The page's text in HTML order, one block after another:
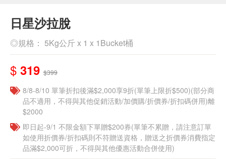
日星沙拉脫
◎規格： 5Kg公斤 x 1 x 1Bucket桶
$ 319 $399
8/8-8/10 單筆折扣後滿$2,000享9折(單筆上限折$500)(部分商
品不適用，不得與其他促銷活動/加價購/折價券/折扣碼併用)離
$2000
即日起-9/1 不限金額下單贈$200券(單筆不累贈，請注意訂單
如使用折價券/折扣碼則不符贈送資格，贈送之折價券消費指定
品滿$2,000可折，不得與其他優惠活動合併使用)